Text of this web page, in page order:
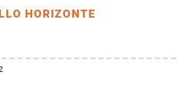
HORIZONTE